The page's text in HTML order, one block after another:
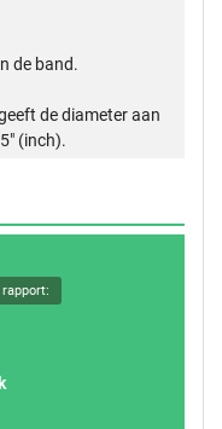
de band.
de diameter aan
(inch).
rapport: